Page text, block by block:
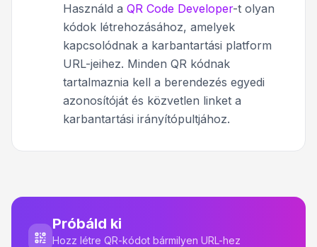
Használd a QR Code Developer-t olyan
kódok létrehozásához, amelyek
kapcsolódnak a karbantartási platform
URL-jeihez. Minden QR kódnak
tartalmaznia kell a berendezés egyedi
azonosítóját és közvetlen linket a
karbantartási irányítópultjához.
Próbáld ki
Hozz létre QR-kódot bármilyen URL-hez